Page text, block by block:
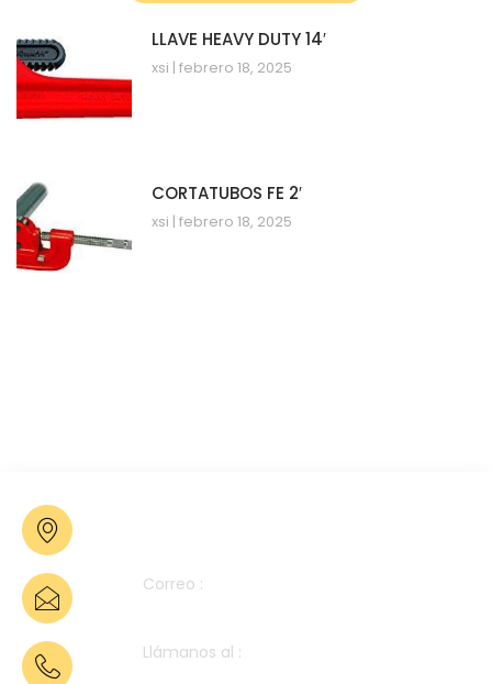
LLAVE HEAVY DUTY 14′
xsi febrero 18, 2025
CORTATUBOS FE 2′
xsi febrero 18, 2025
Correo :
Llámanos al :